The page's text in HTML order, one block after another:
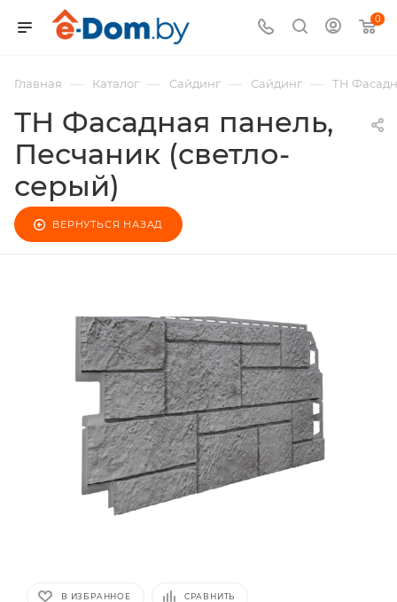
0
Главная — Каталог — Сайдинг — Сайдинг — ТН
ТН Фасадная панель,
Песчаник (светло-
серый)
ВЕРНУТЬСЯ НАЗАД
В ИЗБРАННОЕ СРАВНИТЬ